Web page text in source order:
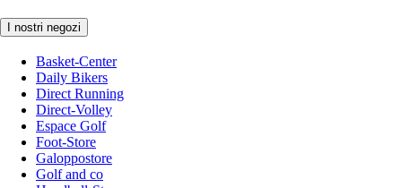
I nostri negozi
Basket-Center
Daily Bikers
Direct Running
Direct-Volley
Espace Golf
Foot-Store
Galoppostore
Golf and co